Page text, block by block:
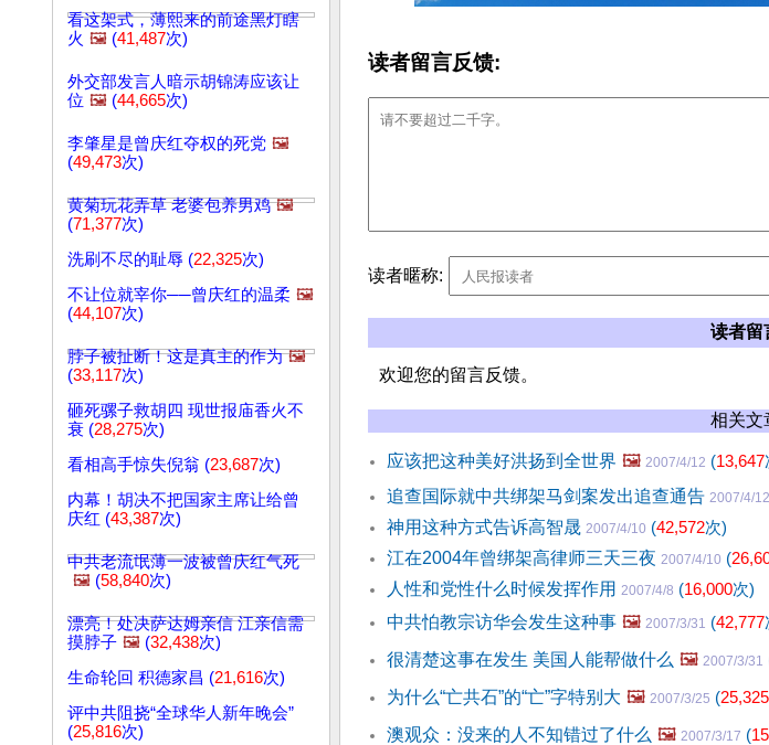
看这架式，薄熙来的前途黑灯瞎
火 🖼️ (41,487次)
外交部发言人暗示胡锦涛应该让
位 🖼️ (44,665次)
李肇星是曾庆红夺权的死党 🖼️
(49,473次)
黄菊玩花弄草 老婆包养男鸡 🖼️
(71,377次)
洗刷不尽的耻辱 (22,325次)
不让位就宰你──曾庆红的温柔 🖼️
(44,107次)
脖子被扯断！这是真主的作为 🖼️
(33,117次)
砸死骡子救胡四 现世报庙香火不
衰 (28,275次)
看相高手惊失倪翁 (23,687次)
内幕！胡决不把国家主席让给曾
庆红 (43,387次)
中共老流氓薄一波被曾庆红气死
🖼️ (58,840次)
漂亮！处决萨达姆亲信 江亲信需
摸脖子 🖼️ (32,438次)
生命轮回 积德家昌 (21,616次)
评中共阻挠“全球华人新年晚会”
(25,816次)
读者留言反馈:
读者暱称:
读者留
欢迎您的留言反馈。
相关文
应该把这种美好洪扬到全世界 🖼️ 2007/4/12 (13,647
追查国际就中共绑架马剑案发出追查通告 2007/4/12
神用这种方式告诉高智晟 2007/4/10 (42,572次)
江在2004年曾绑架高律师三天三夜 2007/4/10 (
人性和党性什么时候发挥作用 2007/4/8 (16,000次)
中共怕教宗访华会发生这种事 🖼️ 2007/3/31 (42,777
很清楚这事在发生 美国人能帮做什么 🖼️ 2007/3/31
为什么“亡共石”的“亡”字特别大 🖼️ 2007/3/25 (25,325
澳观众：没来的人不知错过了什么 🖼️ 2007/3/17 (